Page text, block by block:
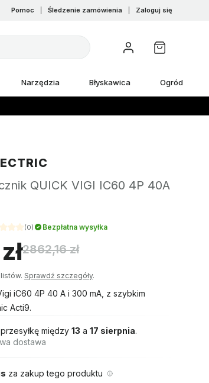
Pomoc Śledzenie zamówienia Zaloguj się
Narzędzia Błyskawica Ogród
QUICK VIGI IC60 4P 40A
(0) Bezpłatna wysyłka
2862,16 zł
Sprawdź szczegóły.
iC60 4P 40 A i 300 mA, z szybkim
Acti9.
między 13 a 17 sierpnia.
dostawa
za zakup tego produktu